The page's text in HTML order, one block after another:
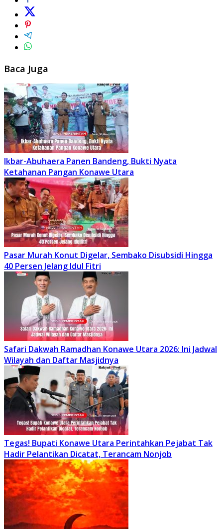
Baca Juga
Ikbar-Abuhaera Panen Bandeng, Bukti Nyata
Ketahanan Pangan Konawe Utara
Pasar Murah Konut Digelar, Sembako Disubsidi Hingga
40 Persen Jelang Idul Fitri
Safari Dakwah Ramadhan Konawe Utara 2026: Ini Jadwal
Wilayah dan Daftar Masjidnya
Tegas! Bupati Konawe Utara Perintahkan Pejabat Tak
Hadir Pelantikan Dicatat, Terancam Nonjob